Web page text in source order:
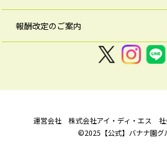
報酬改定のご案内
運営会社 株式会社アイ・ディ・エス 社
©2025【公式】バナナ園グ